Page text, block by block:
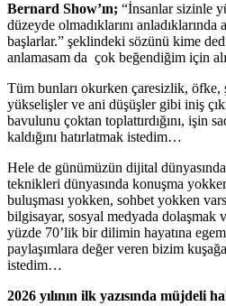
Bernard Show’ın; “İnsanlar sizinle
düzeyde olmadıklarını anladıklarında
başlarlar.” şeklindeki sözünü kime
anlamasam da çok beğendiğim için
Tüm bunları okurken çaresizlik, öfke,
yükselişler ve ani düşüşler gibi iniş
bavulunu çoktan toplattırdığını, işin
kaldığını hatırlatmak istedim…
Hele de günümüzün dijital
teknikleri dünyasında konuşma
buluşması yokken, sohbet yokken
bilgisayar, sosyal medyada dolaşmak
yüzde 70’lik bir dilimin hayatına
paylaşımlara değer veren bizim
istedim…
2026 yılının ilk yazısında müjdeli